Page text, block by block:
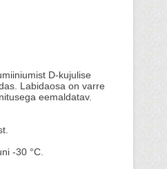
D-kujulise
Labidaosa on varre
eemaldatav.
-30 °C.